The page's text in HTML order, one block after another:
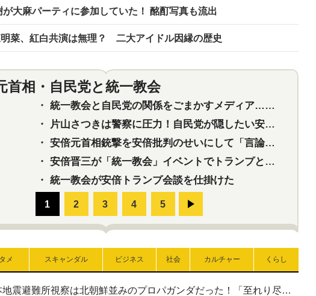
大麻パーティに参加していた！ 酩酊写真も流出
菜、紅白共演は無理？ 二大アイドル因縁の歴史
首相・自民党と統一教会
・ 統一教会と自民党の関係をごまかすメディア…民放は有田芳生に発言自粛を要求
・
片山さつきは警察に圧力！自民党が隠したい安倍元首相と統一教会の深い関係
・ 安倍元首相銃撃を安倍批判のせいにして「言論封殺」に利用する自民党応援団
・ 安倍晋三が「統一教会」イベントでトランプと演説！同性婚や夫婦別姓を攻撃
・ 統一教会が安倍トランプ会談を仕掛けた
メ スキャンダル ビジネス 社会 カルチャー くらし
高市首相の熊本地震避難所視察は北朝鮮並みのプロパガンダだった！「至れり尽くせり」の選ばれた避難所の一方で実態は…